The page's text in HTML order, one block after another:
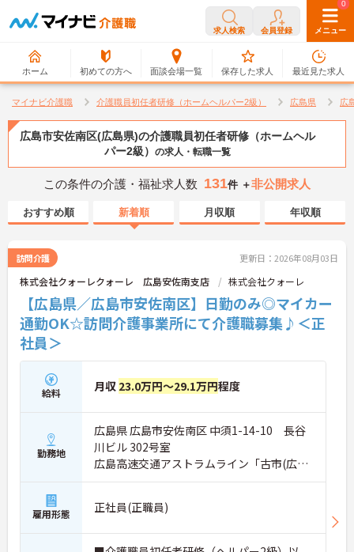
求人検索 会員登録 メニュー
ホーム 初めての方へ 面談会場一覧
0
保存した求人
0
最近見た求人
マイナビ介護職 介護職員初任者研修（ホームヘルパー2級） 広島県 広
広島市安佐南区(広島県)の介護職員初任者研修（ホームヘル
パー2級） の求人・転職一覧
この条件の介護・福祉求人数 131件 ＋非公開求人
おすすめ順 新着順 月収順 年収順
訪問介護 更新日：2026年08月03日
株式会社クォーレクォーレ 広島安佐南支店 株式会社クォーレ
【広島県／広島市安佐南区】日勤のみ◎マイカー
通勤OK☆訪問介護事業所にて介護職募集♪＜正
社員＞
給料 月収 23.0万円～29.1万円程度
勤務地
広島県 広島市安佐南区 中須1-14-10 長谷
川ビル 302号室
広島高速交通アストラムライン「古市(広島)
駅」徒歩6分
雇用形態 正社員(正職員)